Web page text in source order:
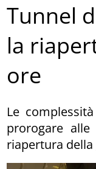
Tunnel
la
ore
Le
prorogare
riapertura